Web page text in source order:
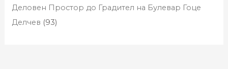
Деловен Простор до Градител на Булевар Гоце
Делчев (93)